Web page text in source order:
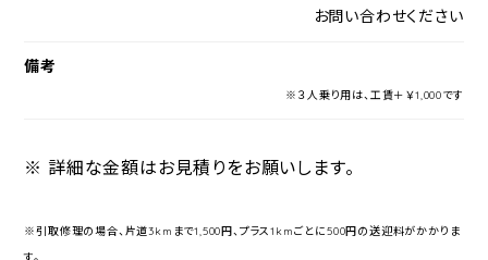
お問い合わせください
備考
※３人乗り用は、工賃＋￥1,000です
※ 詳細な金額はお見積りをお願いします。
※引取修理の場合、片道3kmまで1,500円、プラス1kmごとに500円の送迎料がかかりま